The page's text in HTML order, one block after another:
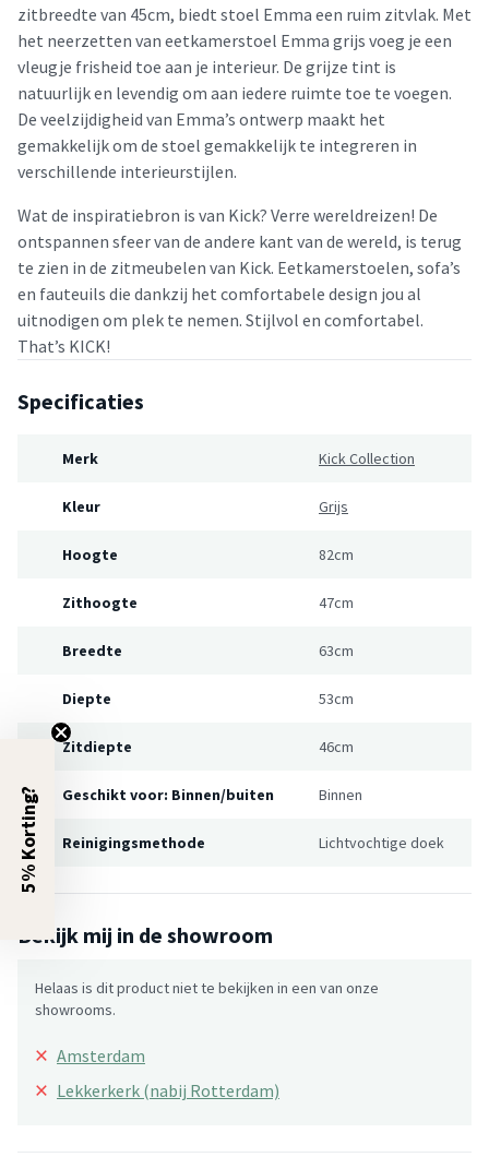
zitbreedte van 45cm, biedt stoel Emma een ruim zitvlak. Met
het neerzetten van eetkamerstoel Emma grijs voeg je een
vleugje frisheid toe aan je interieur. De grijze tint is
natuurlijk en levendig om aan iedere ruimte toe te voegen.
De veelzijdigheid van Emma’s ontwerp maakt het
gemakkelijk om de stoel gemakkelijk te integreren in
verschillende interieurstijlen.
Wat de inspiratiebron is van Kick? Verre wereldreizen! De
ontspannen sfeer van de andere kant van de wereld, is terug
te zien in de zitmeubelen van Kick. Eetkamerstoelen, sofa’s
en fauteuils die dankzij het comfortabele design jou al
uitnodigen om plek te nemen. Stijlvol en comfortabel.
That’s KICK!
Specificaties
Merk Kick Collection
Kleur Grijs
Hoogte 82cm
Zithoogte 47cm
Breedte 63cm
Diepte 53cm
Zitdiepte 46cm
Geschikt voor: Binnen/buiten Binnen
Reinigingsmethode Lichtvochtige doek
Bekijk mij in de showroom
Helaas is dit product niet te bekijken in een van onze
showrooms.
× Amsterdam
× Lekkerkerk (nabij Rotterdam)
5% Korting?